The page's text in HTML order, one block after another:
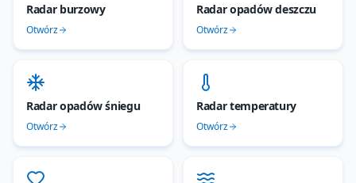
Radar burzowy
Otwórz
Radar opadów deszczu
Otwórz
Radar opadów śniegu
Otwórz
Radar temperatury
Otwórz